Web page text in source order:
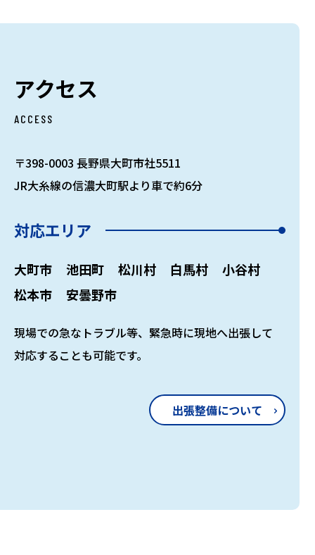
アクセス
ACCESS
〒398-0003 長野県大町市社5511
JR大糸線の信濃大町駅より車で約6分
対応エリア
大町市 池田町 松川村 白馬村
小谷村
松本市
安曇野市
現場での急なトラブル等、緊急時に現地へ出張して
対応することも可能です。
出張整備について